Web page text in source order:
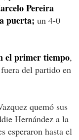
Pereira
puerta; un 4-0
el primer tiempo,
del partido en
quemó sus
Hernández a la
esperaron hasta el